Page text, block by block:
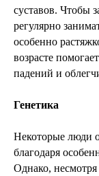
суставов. Чтобы
регулярно
особенно
возрасте
падений и
Генетика
Некоторые люди
благодаря
Однако, несмотря